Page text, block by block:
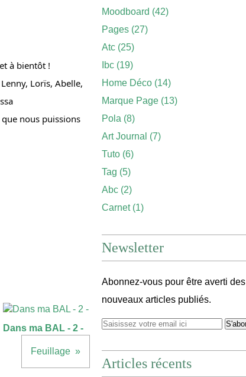
à bientôt !
Lorïs, Abelle,
nous puissions
Dans ma BAL - 2 -
Feuillage
Moodboard (42)
Pages (27)
Atc (25)
Ibc (19)
Home Déco (14)
Marque Page (13)
Pola (8)
Art Journal (7)
Tuto (6)
Tag (5)
Abc (2)
Carnet(1)
Newsletter
Abonnez-vous pour être averti des
nouveaux articles publiés.
Articles récents